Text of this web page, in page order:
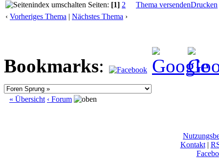
Seiten: [1] 2 Thema versendenDrucken
‹ Vorheriges Thema | Nächstes Thema ›
Bookmarks:
« Übersicht ‹ Forum
Kontakt|